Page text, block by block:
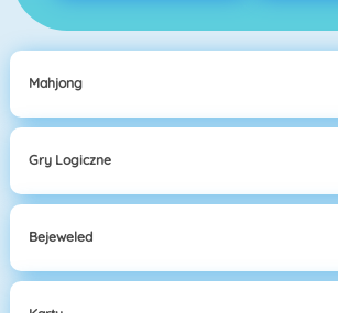
Mahjong
Gry Logiczne
Bejeweled